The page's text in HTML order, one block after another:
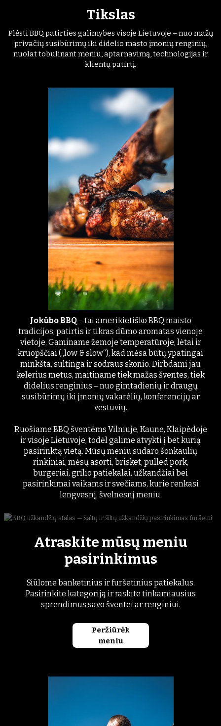
Tikslas
Plėsti BBQ patirties galimybes visoje Lietuvoje – nuo mažų
privačių susibūrimų iki didelio masto įmonių renginių,
nuolat tobulinant meniu, aptarnavimą, technologijas ir
klientų patirtį.
Jokūbo BBQ– tai amerikietiško BBQ maisto
tradicijos, patirtis ir tikras dūmo aromatas vienoje
vietoje. Gaminame žemoje temperatūroje, lėtai ir
kruopščiai („low & slow“), kad mėsa būtų ypatingai
minkšta, sultinga ir sodraus skonio. Dirbdami jau
kelerius metus, maitiname tiek mažas šventes, tiek
didelius renginius – nuo gimtadienių ir draugų
susibūrimų iki įmonių vakarėlių, konferencijų ar
vestuvių.
Ruošiame BBQ šventėms Vilniuje, Kaune, Klaipėdoje
ir visoje Lietuvoje, todėl galime atvykti į bet kurią
pasirinktą vietą. Mūsų meniu sudaro šonkaulių
rinkiniai, mėsų asorti, brisket, pulled pork,
burgeriai, grilio patiekalai, užkandžiai bei
pasirinkimai vaikams ir svečiams, kurie renkasi
lengvesnį, švelnesnį meniu.
Atraskite mūsų meniu
pasirinkimus
Siūlome banketinius ir furšetinius patiekalus.
Pasirinkite kategoriją ir raskite tinkamiausius
sprendimus savo šventei ar renginiui.
Peržiūrėk
meniu